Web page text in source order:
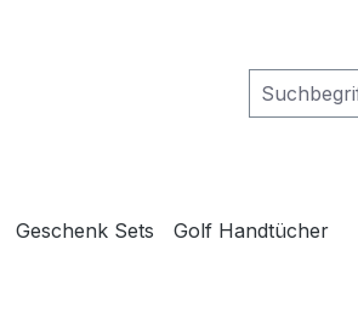
Geschenk Sets Golf Handtücher